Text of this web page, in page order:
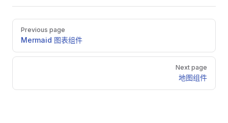
Pager
Previous page
Mermaid 图表组件
Next page
地图组件